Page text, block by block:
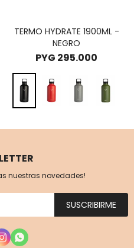
TERMO HYDRATE 1900ML -
NEGRO
PYG 295.000
nuestras novedades!
SUSCRIBIRME
